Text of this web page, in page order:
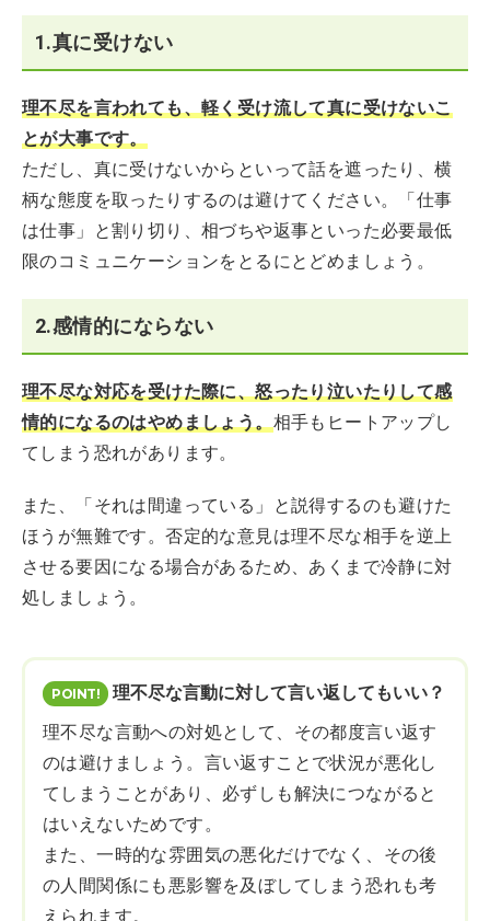
1.真に受けない
理不尽を言われても、軽く受け流して真に受けないこ
とが大事です。
ただし、真に受けないからといって話を遮ったり、横
柄な態度を取ったりするのは避けてください。「仕事
は仕事」と割り切り、相づちや返事といった必要最低
限のコミュニケーションをとるにとどめましょう。
2.感情的にならない
理不尽な対応を受けた際に、怒ったり泣いたりして感
情的になるのはやめましょう。相手もヒートアップし
てしまう恐れがあります。
また、「それは間違っている」と説得するのも避けた
ほうが無難です。否定的な意見は理不尽な相手を逆上
させる要因になる場合があるため、あくまで冷静に対
処しましょう。
理不尽な言動に対して言い返してもいい？
理不尽な言動への対処として、その都度言い返す
のは避けましょう。言い返すことで状況が悪化し
てしまうことがあり、必ずしも解決につながると
はいえないためです。
また、一時的な雰囲気の悪化だけでなく、その後
の人間関係にも悪影響を及ぼしてしまう恐れも考
えられます。